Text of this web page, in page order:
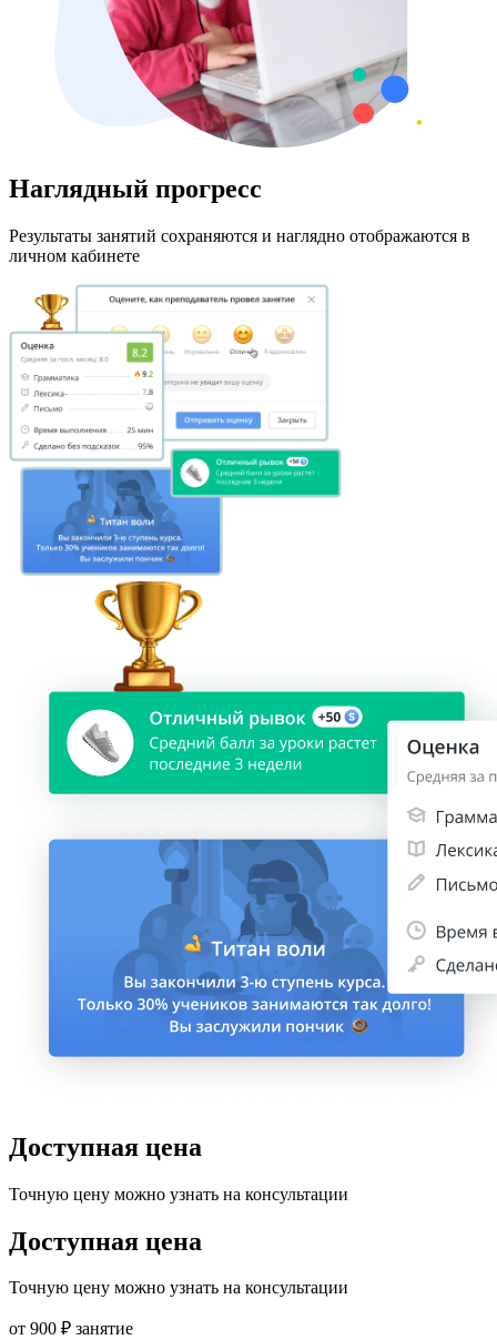
Наглядный прогресс
Результаты занятий сохраняются и наглядно отображаются в
личном кабинете
Доступная цена
Точную цену можно узнать на консультации
Доступная цена
Точную цену можно узнать на консультации
от 900 ₽ занятие